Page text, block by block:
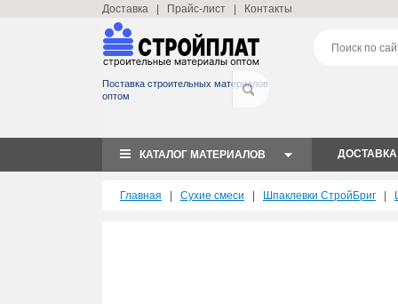
Доставка Прайс-лист Контакты
Поставка строительных материалов
оптом
КАТАЛОГ МАТЕРИАЛОВ ДОСТАВКА
Главная Сухие смеси Шпаклевки СтройБриг